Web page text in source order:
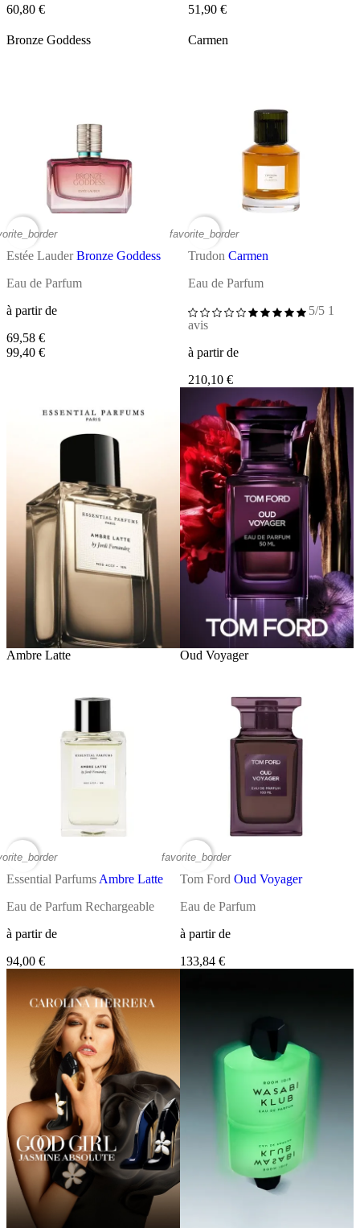
60,80 €
51,90 €
Bronze Goddess
Estée Lauder Bronze Goddess
Eau de Parfum
à partir de
69,58 €
99,40 €
Carmen
favorite_border
Trudon Carmen
Eau de Parfum
5/5 1
avis
à partir de
210,10 €
Ambre Latte
Essential Parfums Ambre Latte
Eau de Parfum Rechargeable
à partir de
94,00 €
Oud Voyager
favorite_border
Tom Ford Oud Voyager
Eau de Parfum
à partir de
133,84 €